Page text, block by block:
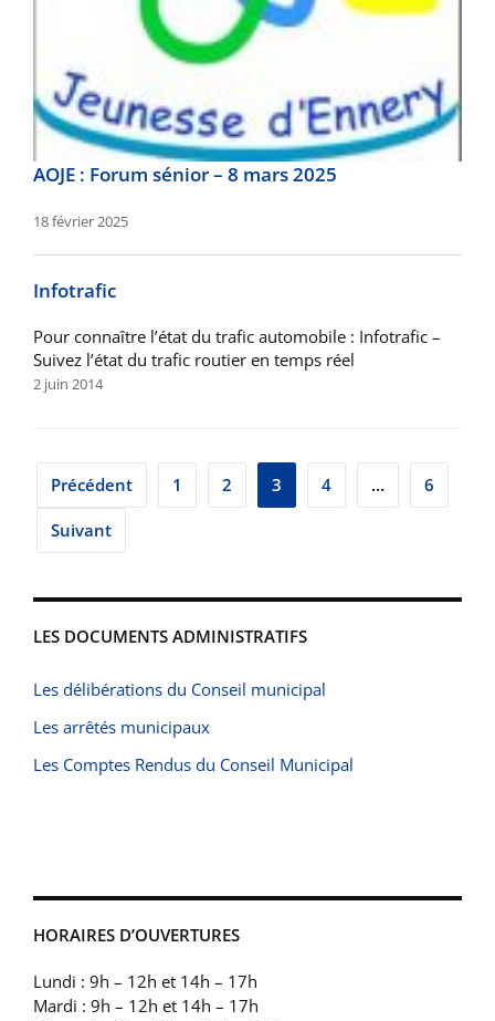
AOJE : Forum sénior – 8 mars 2025
18 février 2025
Infotrafic
Pour connaître l’état du trafic automobile : Infotrafic –
Suivez l’état du trafic routier en temps réel
2 juin 2014
Pagination
des
publications
Précédent 1 2 3 4 … 6
Suivant
LES DOCUMENTS ADMINISTRATIFS
Les délibérations du Conseil municipal
Les arrêtés municipaux
Les Comptes Rendus du Conseil Municipal
HORAIRES D’OUVERTURES
Lundi : 9h – 12h et 14h – 17h
Mardi : 9h – 12h et 14h – 17h